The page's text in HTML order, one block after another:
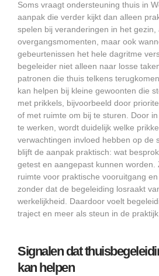
Soms vraagt ondersteuning thuis in
aanpak die verder kijkt dan alleen
spelen bij veranderingen in het gezin,
overgangsmomenten, maar ook
gebeurtenissen het hele dagritme
begeleider niet alleen naar losse
patronen die thuis telkens
kan helpen bij kleine gewoonten die
met prikkels, bijvoorbeeld door
of met ruimte om bij te sturen. Door
te werken, wordt duidelijk welke
verwachtingen invloed hebben op de
blijft de aanpak praktisch: wat
getest en aangepast kunnen worden.
ruimte voor praktische vooruitgang
zonder dat de begeleiding losraakt
werkelijkheid. Daardoor voelt
traject en meer als steun in de
Signalen dat
kan helpen